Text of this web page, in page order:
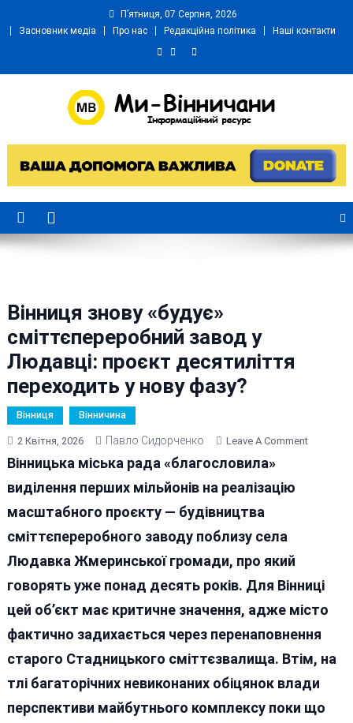
П’ятниця, 07 Серпня, 2026
Засновник медіа
Про нас Редакційна політика Наші контакти
Ми Вінничани
Вінниця знову «будує»
сміттєпереробний завод у
Людавці: проєкт десятиліття
переходить у нову фазу?
Вінниця Вінничина
2 Квітня, 2026 Павло Сидорченко Leave A CommentOn
Проєкт
У
Нову
Вінницька міська рада «благословила»
виділення перших мільйонів на реалізацію
масштабного проєкту — будівництва
сміттєпереробного заводу поблизу села
Людавка Жмеринської громади, про який
говорять уже понад десять років. Для Вінниці
цей об’єкт має критичне значення, адже місто
фактично задихається через перенаповнення
старого Стадницького сміттєзвалища. Втім, на
тлі багаторічних невиконаних обіцянок влади
перспективи майбутнього комплексу поки що